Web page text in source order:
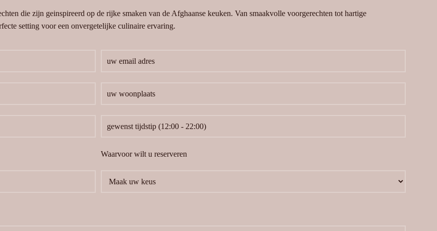
die zijn geinspireerd op de rijke smaken van de Afghaanse keuken. Van smaakvolle voorgerechten tot hartige
setting voor een onvergetelijke culinaire ervaring.
Waarvoor wilt u reserveren